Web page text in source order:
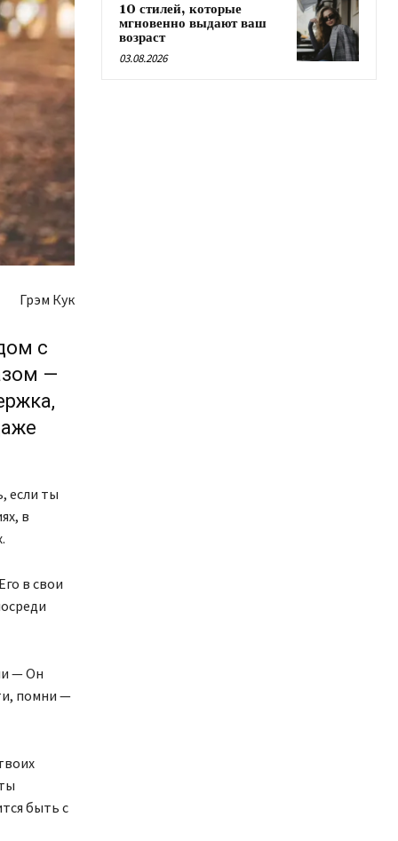
Грэм Кук
с
—
если ты
в
в свои
— Он
помни —
быть с
10 стилей, которые
мгновенно выдают ваш
возраст
03.08.2026